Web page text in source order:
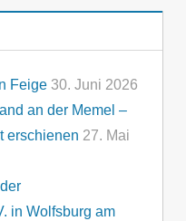
Feige 30. Juni 2026
an der Memel –
erschienen 27. Mai
in Wolfsburg am